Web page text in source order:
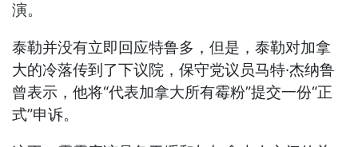
演。
泰勒并没有立即回应特鲁多，但是，泰勒对加拿
大的冷落传到了下议院，保守党议员马特·杰纳鲁
曾表示，他将“代表加拿大所有霉粉”提交一份“正
式”申诉。